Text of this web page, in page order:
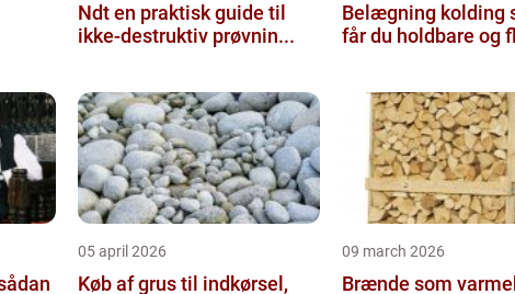
Ndt en praktisk guide til
ikke-destruktiv prøvnin...
Belægning kolding sådan
får du holdbare og
05 april 2026
Køb af grus til indkørsel,
09 march 2026
Brænde som